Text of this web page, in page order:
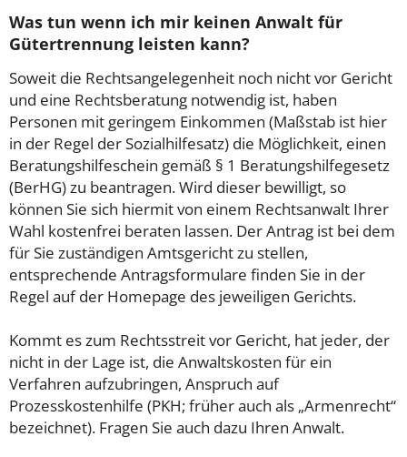
Was tun wenn ich mir keinen Anwalt für
Gütertrennung leisten kann?
Soweit die Rechtsangelegenheit noch nicht vor Gericht
und eine Rechtsberatung notwendig ist, haben
Personen mit geringem Einkommen (Maßstab ist hier
in der Regel der Sozialhilfesatz) die Möglichkeit, einen
Beratungshilfeschein gemäß § 1 Beratungshilfegesetz
(BerHG) zu beantragen. Wird dieser bewilligt, so
können Sie sich hiermit von einem Rechtsanwalt Ihrer
Wahl kostenfrei beraten lassen. Der Antrag ist bei dem
für Sie zuständigen Amtsgericht zu stellen,
entsprechende Antragsformulare finden Sie in der
Regel auf der Homepage des jeweiligen Gerichts.
Kommt es zum Rechtsstreit vor Gericht, hat jeder, der
nicht in der Lage ist, die Anwaltskosten für ein
Verfahren aufzubringen, Anspruch auf
Prozesskostenhilfe (PKH; früher auch als „Armenrecht“
bezeichnet). Fragen Sie auch dazu Ihren Anwalt.